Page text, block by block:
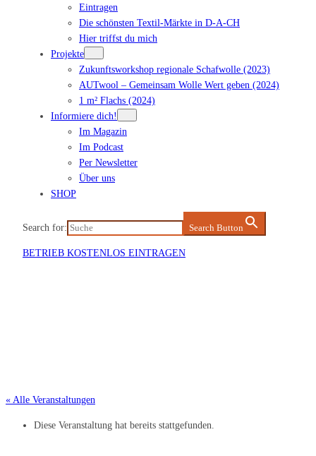
Eintragen
Die schönsten Textil-Märkte in D-A-CH
Hier triffst du mich
Projekte
Zukunftsworkshop regionale Schafwolle (2023)
AUTwool – Gemeinsam Wolle Wert geben (2024)
1 m² Flachs (2024)
Informiere dich!
Im Magazin
Im Podcast
Per Newsletter
Über uns
SHOP
Search for: Search Button
BETRIEB KOSTENLOS EINTRAGEN
« Alle Veranstaltungen
Diese Veranstaltung hat bereits stattgefunden.